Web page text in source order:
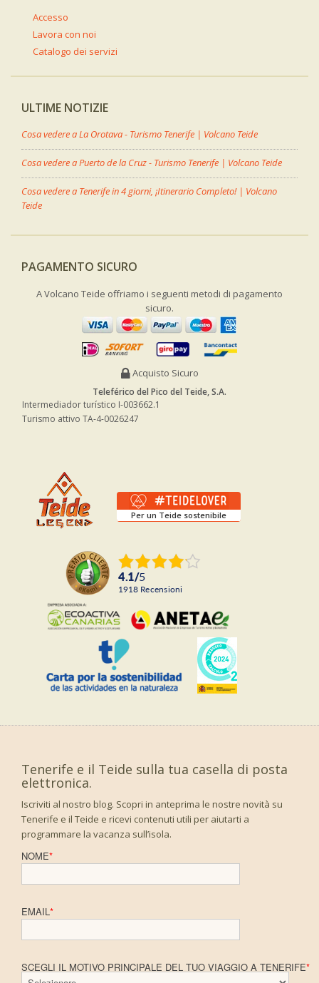
Accesso
Lavora con noi
Catalogo dei servizi
ULTIME NOTIZIE
Cosa vedere a La Orotava - Turismo Tenerife | Volcano Teide
Cosa vedere a Puerto de la Cruz - Turismo Tenerife | Volcano Teide
Cosa vedere a Tenerife in 4 giorni, ¡Itinerario Completo! | Volcano
Teide
PAGAMENTO SICURO
A Volcano Teide offriamo i seguenti metodi di pagamento
sicuro.
Acquisto Sicuro
Teleférico del Pico del Teide, S.A.
Intermediador turístico I-003662.1
Turismo attivo TA-4-0026247
Per un Teide sostenibile
4.1/5
1918 recensioni
Tenerife e il Teide sulla tua casella di posta
elettronica.
Iscriviti al nostro blog. Scopri in anteprima le nostre novità su
Tenerife e il Teide e ricevi contenuti utili per aiutarti a
programmare la vacanza sull’isola.
NOME*
EMAIL *
SCEGLI IL MOTIVO PRINCIPALE DEL TUO VIAGGIO A TENERIFE*